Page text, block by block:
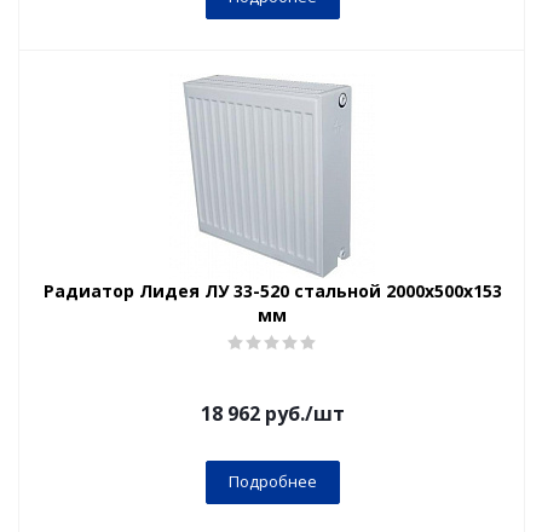
Радиатор Лидея ЛУ 33-520 стальной 2000x500x153
мм
18 962руб./шт
Подробнее